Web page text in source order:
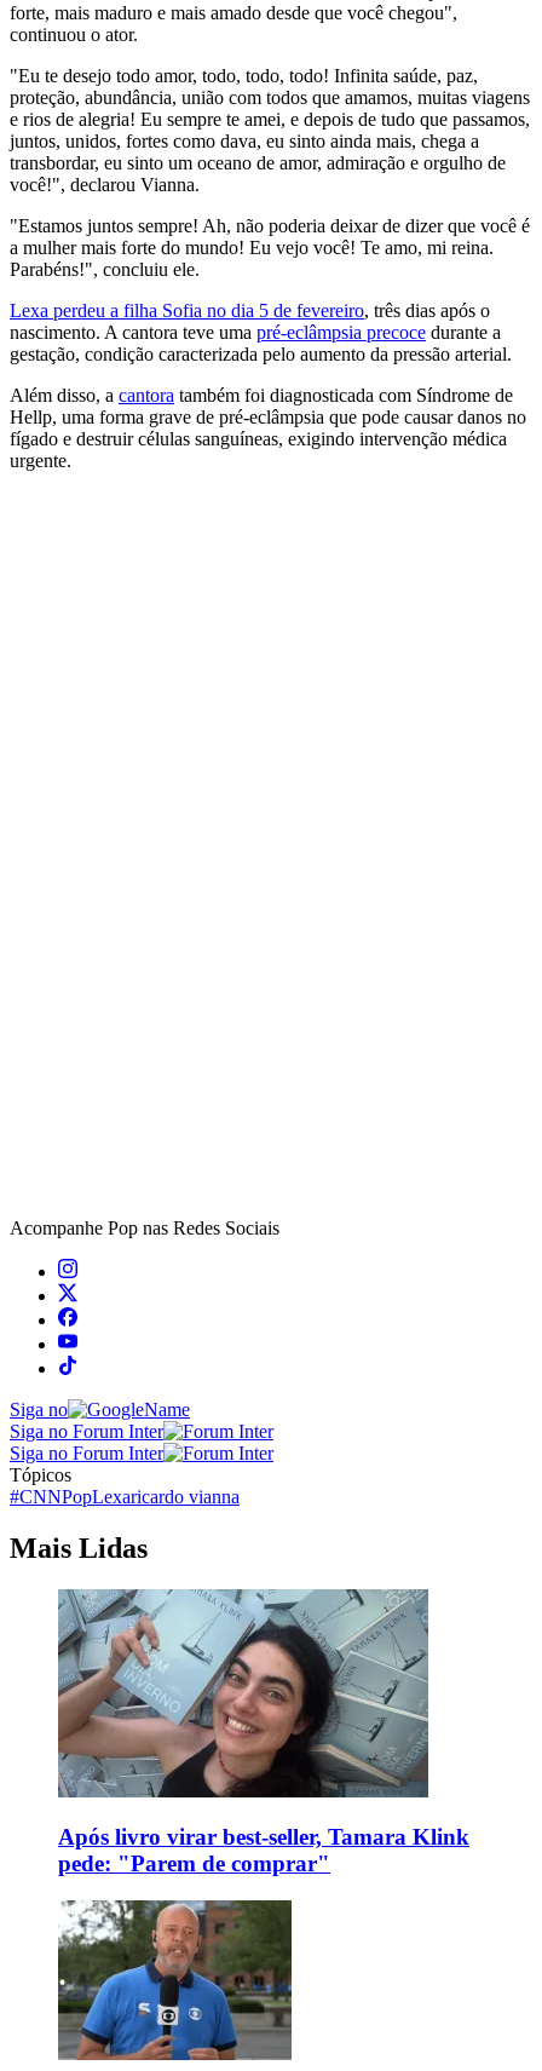
forte, mais maduro e mais amado desde que você chegou",
continuou o ator.
"Eu te desejo todo amor, todo, todo, todo! Infinita saúde, paz,
proteção, abundância, união com todos que amamos, muitas viagens
e rios de alegria! Eu sempre te amei, e depois de tudo que passamos,
juntos, unidos, fortes como dava, eu sinto ainda mais, chega a
transbordar, eu sinto um oceano de amor, admiração e orgulho de
você!", declarou Vianna.
"Estamos juntos sempre! Ah, não poderia deixar de dizer que você é
a mulher mais forte do mundo! Eu vejo você! Te amo, mi reina.
Parabéns!", concluiu ele.
Lexa perdeu a filha Sofia no dia 5 de fevereiro, três dias após o
nascimento. A cantora teve uma pré-eclâmpsia precoce durante a
gestação, condição caracterizada pelo aumento da pressão arterial.
Além disso, a cantora também foi diagnosticada com Síndrome de
Hellp, uma forma grave de pré-eclâmpsia que pode causar danos no
fígado e destruir células sanguíneas, exigindo intervenção médica
urgente.
Acompanhe Pop nas Redes Sociais
Siga no
Siga no Forum Inter
Siga no Forum Inter
Tópicos
#CNNPopLexaricardo vianna
Mais Lidas
Após livro virar best-seller, Tamara Klink
pede: "Parem de comprar"